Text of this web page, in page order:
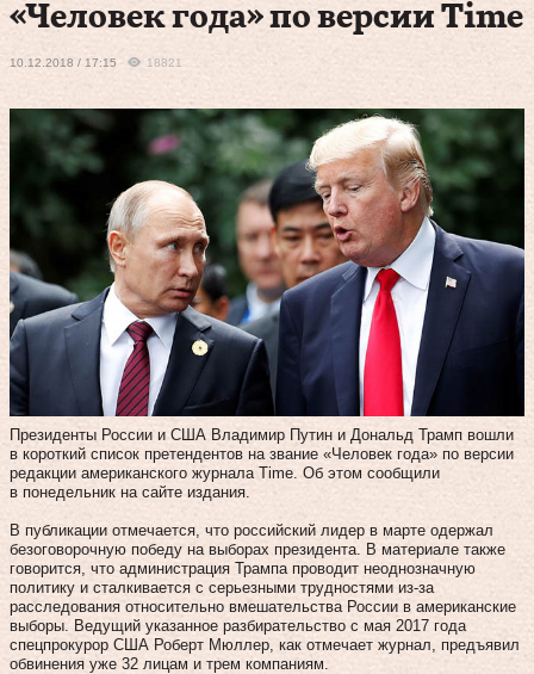
«Человек года» по версии Time
10.12.2018 / 17:15 18821
Президенты России и США Владимир Путин и Дональд Трамп вошли
в короткий список претендентов на звание «Человек года» по версии
редакции американского журнала Time. Об этом сообщили
в понедельник на сайте издания.
В публикации отмечается, что российский лидер в марте одержал
безоговорочную победу на выборах президента. В материале также
говорится, что администрация Трампа проводит неоднозначную
политику и сталкивается с серьезными трудностями из-за
расследования относительно вмешательства России в американские
выборы. Ведущий указанное разбирательство с мая 2017 года
спецпрокурор США Роберт Мюллер, как отмечает журнал, предъявил
обвинения уже 32 лицам и трем компаниям.